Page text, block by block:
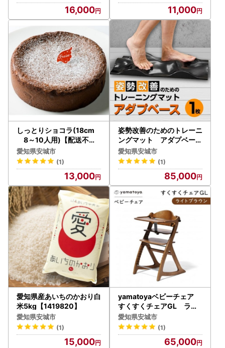
16,000 11,000
しっとりショコラ(18cm
8～10人用)【配送不可
地域：離島】【1139044
】
愛知県安城市
(1)
13,000
姿勢改善のためのトレーニ
ングマット アダプベース
1枚【1413179】
愛知県安城市
(1)
85,000
愛知県産あいちのかおり白
米5kg【1419820】
愛知県安城市
(1)
15,000
yamatoyaベビーチェア
すくすくチェアGL ライ
トブラウン【1604627】
愛知県安城市
(1)
65,000